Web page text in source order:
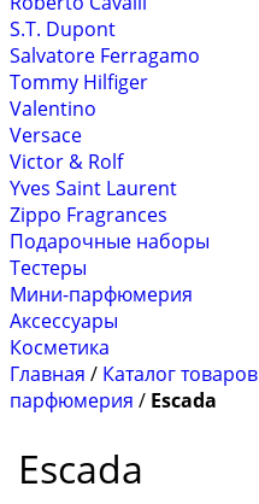
S.T. Dupont
Salvatore Ferragamo
Tommy Hilfiger
Valentino
Versace
Victor & Rolf
Yves Saint Laurent
Zippo Fragrances
Подарочные наборы
Тестеры
Мини-парфюмерия
Аксессуары
Косметика
Главная / Каталог товаров
парфюмерия / Escada
Escada